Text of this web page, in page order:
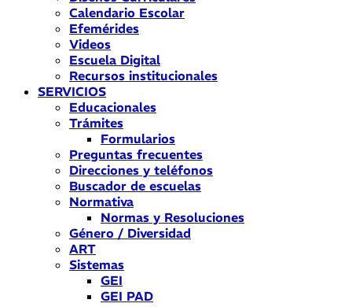
Calendario Escolar
Efemérides
Videos
Escuela Digital
Recursos institucionales
SERVICIOS
Educacionales
Trámites
Formularios
Preguntas frecuentes
Direcciones y teléfonos
Buscador de escuelas
Normativa
Normas y Resoluciones
Género / Diversidad
ART
Sistemas
GEI
GEI PAD